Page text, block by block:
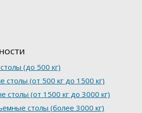
(до 500 кг)
(от 500 кг до 1500 кг)
(от 1500 кг до 3000 кг)
столы (более 3000 кг)